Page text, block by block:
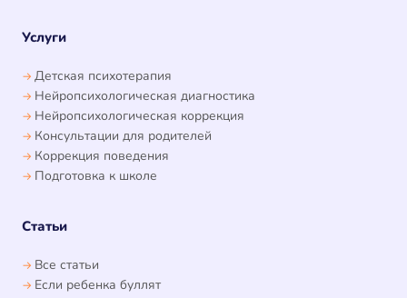
Услуги
Детская психотерапия
Нейропсихологическая диагностика
Нейропсихологическая коррекция
Консультации для родителей
Коррекция поведения
Подготовка к школе
Статьи
Все статьи
Если ребенка буллят